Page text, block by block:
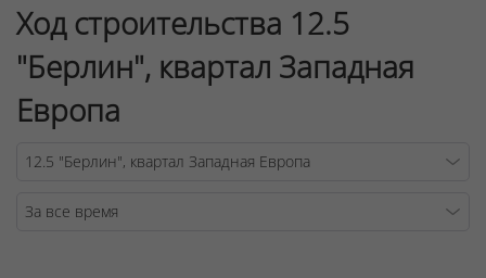
Ход строительства 12.5
"Берлин", квартал Западная
Европа